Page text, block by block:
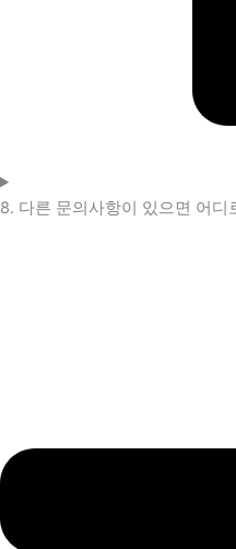
8. 다른 문의사항이 있으면 어디